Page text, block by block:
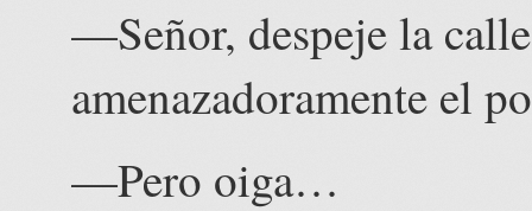
—Señor, despeje la
amenazadoramente el
—Pero oiga…